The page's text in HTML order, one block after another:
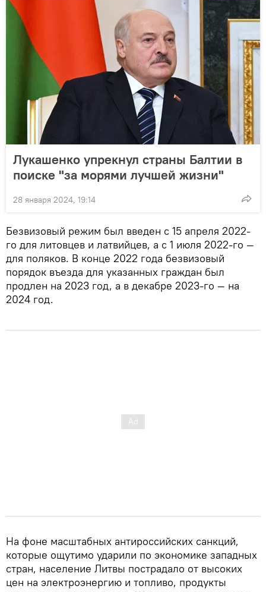
Лукашенко упрекнул страны Балтии в
поиске "за морями лучшей жизни"
28 января 2024, 19:14
Безвизовый режим был введен с 15 апреля 2022-
го для литовцев и латвийцев, а с 1 июля 2022-го —
для поляков. В конце 2022 года безвизовый
порядок въезда для указанных граждан был
продлен на 2023 год, а в декабре 2023-го — на
2024 год.
На фоне масштабных антироссийских санкций,
которые ощутимо ударили по экономике западных
стран, население Литвы пострадало от высоких
цен на электроэнергию и топливо, продукты